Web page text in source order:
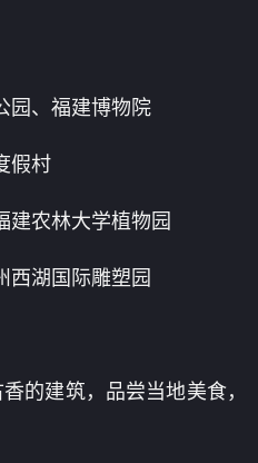
园、福建博物院
假村
建农林大学植物园
西湖国际雕塑园
的建筑，品尝当地美食，